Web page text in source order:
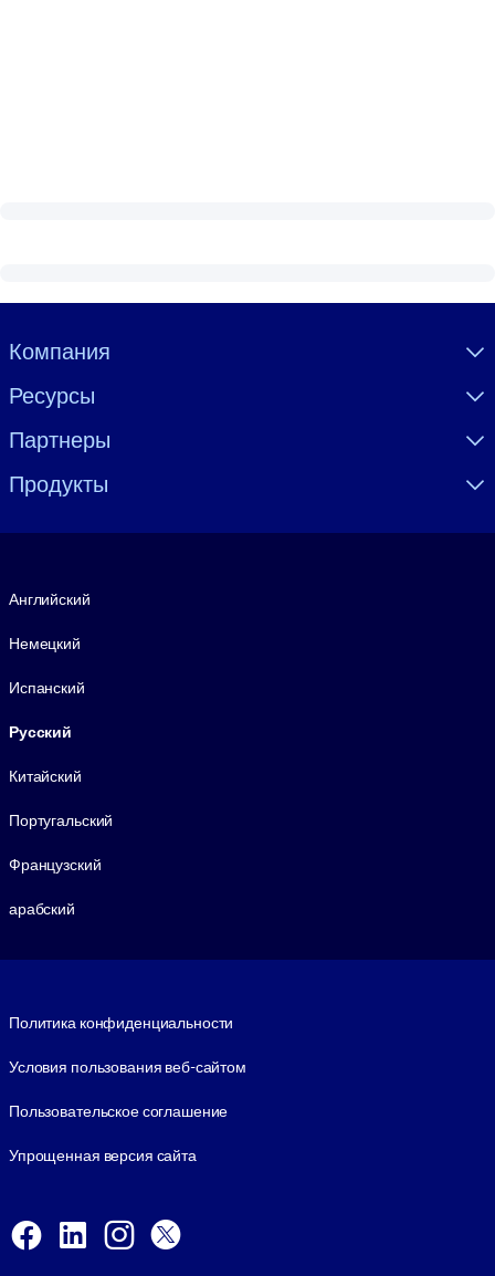
Visually hidden Text
Компания
Ресурсы
Партнеры
Продукты
Английский
Немецкий
Испанский
Русский
Китайский
Португальский
Французский
арабский
Политика конфиденциальности
Условия пользования веб-сайтом
Пользовательское соглашение
Упрощенная версия сайта
Facebook
LinkedInInstagram